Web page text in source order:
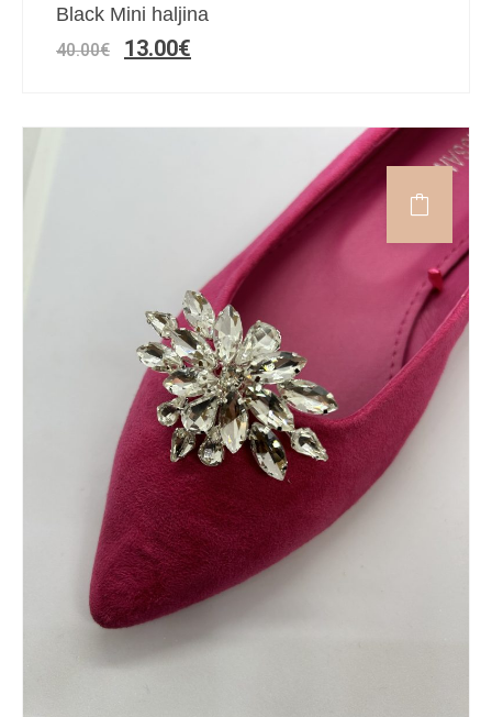
Black Mini haljina
40.00€ 13.00€